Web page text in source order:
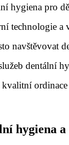
hygiena pro
technologie a
navštěvovat
dentální
hygiena